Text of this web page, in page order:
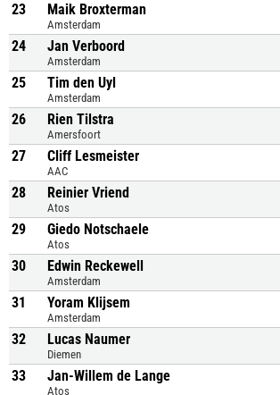
23 Maik Broxterman
Amsterdam
24 Jan Verboord
Amsterdam
25 Tim den Uyl
Amsterdam
26 Rien Tilstra
Amersfoort
27 Cliff Lesmeister
AAC
28 Reinier Vriend
Atos
29 Giedo Notschaele
Atos
30 Edwin Reckewell
Amsterdam
31 Yoram Klijsem
Amsterdam
32 Lucas Naumer
Diemen
33 Jan-Willem de Lange
Atos